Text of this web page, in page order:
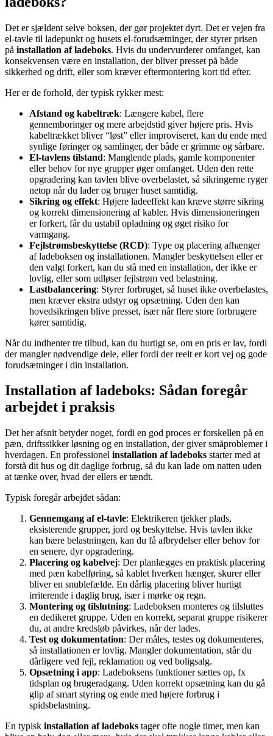
Det er sjældent selve boksen, der gør projektet dyrt. Det er vejen fra
el-tavle til ladepunkt og husets el-forudsætninger, der styrer prisen
på installation af ladeboks. Hvis du undervurderer omfanget, kan
konsekvensen være en installation, der bliver presset på både
sikkerhed og drift, eller som kræver eftermontering kort tid efter.
Her er de forhold, der typisk rykker mest:
Afstand og kabeltræk: Længere kabel, flere
gennemboringer og mere arbejdstid giver højere pris. Hvis
kabeltrækket bliver “løst” eller improviseret, kan du ende med
synlige føringer og samlinger, der både er grimme og sårbare.
El-tavlens tilstand: Manglende plads, gamle komponenter
eller behov for nye grupper øger omfanget. Uden den rette
opgradering kan tavlen blive overbelastet, så sikringerne ryger
netop når du lader og bruger huset samtidig.
Sikring og effekt: Højere ladeeffekt kan kræve større sikring
og korrekt dimensionering af kabler. Hvis dimensioneringen
er forkert, får du ustabil opladning og øget risiko for
varmgang.
Fejlstrømsbeskyttelse (RCD): Type og placering afhænger
af ladeboksen og installationen. Mangler beskyttelsen eller er
den valgt forkert, kan du stå med en installation, der ikke er
lovlig, eller som udløser fejlstrøm ved belastning.
Lastbalancering: Styrer forbruget, så huset ikke overbelastes,
men kræver ekstra udstyr og opsætning. Uden den kan
hovedsikringen blive presset, især når flere store forbrugere
kører samtidig.
Når du indhenter tre tilbud, kan du hurtigt se, om en pris er lav, fordi
der mangler nødvendige dele, eller fordi der reelt er kort vej og gode
forudsætninger i din installation.
Installation af ladeboks: Sådan foregår
arbejdet i praksis
Det her afsnit betyder noget, fordi en god proces er forskellen på en
pæn, driftssikker løsning og en installation, der giver småproblemer i
hverdagen. En professionel installation af ladeboks starter med at
forstå dit hus og dit daglige forbrug, så du kan lade om natten uden
at tænke over, hvad der ellers er tændt.
Typisk foregår arbejdet sådan:
Gennemgang af el-tavle: Elektrikeren tjekker plads,
eksisterende grupper, jord og beskyttelse. Hvis tavlen ikke
kan bære belastningen, kan du få afbrydelser eller behov for
en senere, dyr opgradering.
Placering og kabelvej: Der planlægges en praktisk placering
med pæn kabelføring, så kablet hverken hænger, skurer eller
bliver en snublefælde. En dårlig placering bliver hurtigt
irriterende i daglig brug, især i mørke og regn.
Montering og tilslutning: Ladeboksen monteres og tilsluttes
en dedikeret gruppe. Uden en korrekt, separat gruppe risikerer
du, at andre kredsløb påvirkes, når der lades.
Test og dokumentation: Der måles, testes og dokumenteres,
så installationen er lovlig. Mangler dokumentation, står du
dårligere ved fejl, reklamation og ved boligsalg.
Opsætning i app: Ladeboksens funktioner sættes op, fx
tidsplan og brugeradgang. Uden korrekt opsætning kan du gå
glip af smart styring og ende med højere forbrug i
spidsbelastning.
En typisk installation af ladeboks tager ofte nogle timer, men kan